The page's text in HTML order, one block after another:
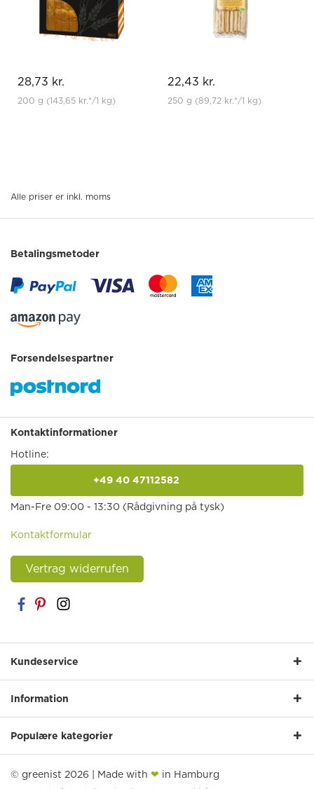
28,73 kr.
200 g (143,65 kr.*/1 kg)
22,43 kr.
250 g (89,72 kr.*/1 kg)
Alle priser er inkl. moms
Betalingsmetoder
Forsendelsespartner
Kontaktinformationer
Hotline:
+49 40 47112582
Man-Fre 09:00 - 13:30 (Rådgivning på tysk)
Kontaktformular
Vertrag widerrufen
Kundeservice
Information
Populære kategorier
© greenist 2026 | Made with ❤ in Hamburg